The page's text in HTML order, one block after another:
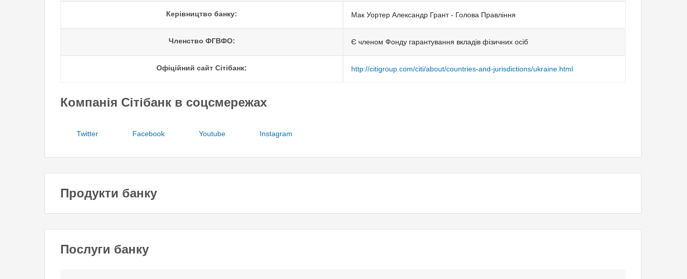
Керівництво банку: Мак Уортер Александр Грант - Голова Правління
Членство ФГВФО: Є членом Фонду гарантування вкладів фізичних осіб
Офіційний сайт Сітібанк: http://citigroup.com/citi/about/countries-and-jurisdictions/ukraine.html
Компанія Сітібанк в соцсмережах
Twitter Facebook Youtube Instagram
Продукти банку
Послуги банку